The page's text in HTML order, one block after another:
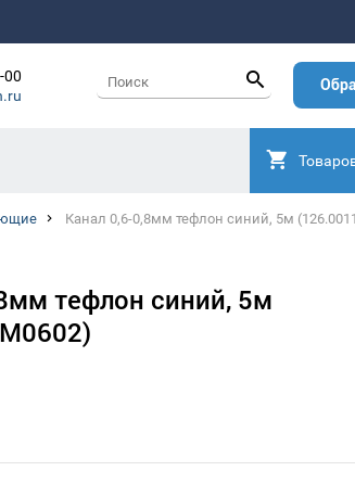
00
Канал 0,6-0,8мм тефлон синий, 5м
тефлон синий, 5м